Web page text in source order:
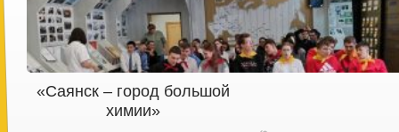
«Саянск – город большой
химии»